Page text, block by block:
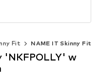
Fit NAME IT Skinny Fit
'NKFPOLLY' w